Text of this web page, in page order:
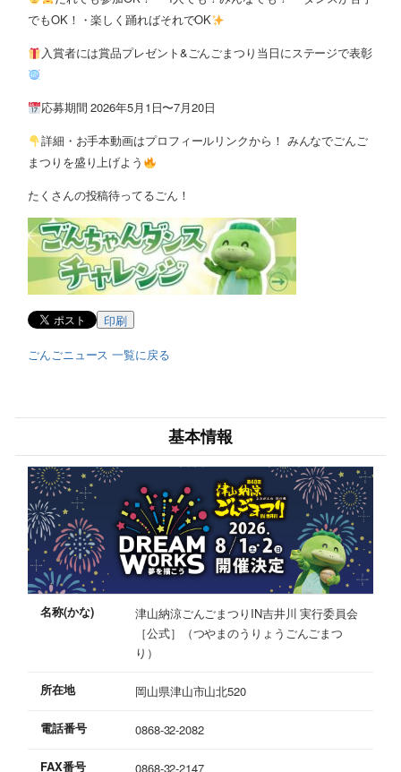
でもOK！・楽しく踊ればそれでOK
入賞者には賞品プレゼント&ごんごまつり当日にステージで表彰
応募期間 2026年5月1日〜7月20日
詳細・お手本動画はプロフィールリンクから！ みんなでごんご
まつりを盛り上げよう
たくさんの投稿待ってるごん！
印刷
ごんごニュース 一覧に戻る
基本情報
名称(かな)
津山納涼ごんごまつりIN吉井川 実行委員会
［公式］（つやまのうりょうごんごまつ
り）
所在地 岡山県津山市山北520
電話番号 0868-32-2082
FAX番号 0868-32-2147